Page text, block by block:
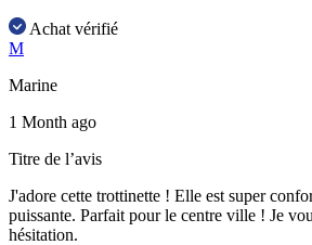
Achat vérifié
M
Marine
1 Month ago
Titre de l’avis
J'adore cette trottinette ! Elle est super
puissante. Parfait pour le centre ville ! Je
hésitation.